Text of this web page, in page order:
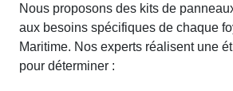
Nous proposons des kits de
aux besoins spécifiques de chaque
Maritime. Nos experts réalisent une
pour déterminer :